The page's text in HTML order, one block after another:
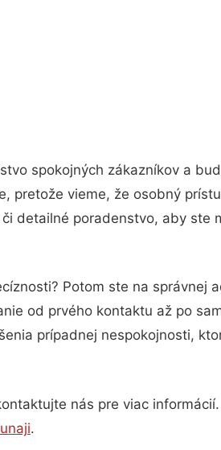
spokojných zákazníkov a
pretože vieme, že osobný
detailné poradenstvo, aby ste
Potom ste na správnej
od prvého kontaktu až po
prípadnej nespokojnosti,
nás pre viac
.